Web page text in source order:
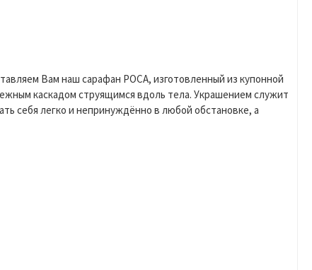
Вам наш сарафан РОСА, изготовленный из купонной
каскадом струящимся вдоль тела. Украшением служит
себя легко и непринуждённо в любой обстановке, а